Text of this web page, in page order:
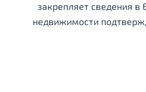
закрепляет сведения в
недвижимости